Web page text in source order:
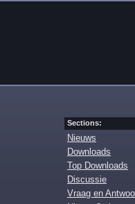
Sections:
Nieuws
Downloads
Top Downloads
Discussie
Vraag en